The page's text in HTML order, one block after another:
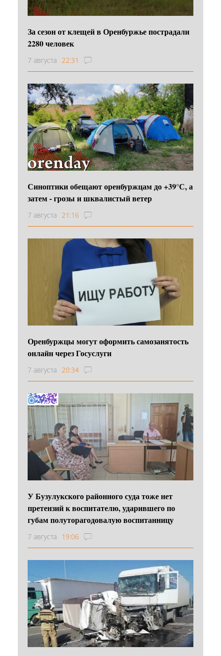
За сезон от клещей в Оренбуржье пострадали
2280 человек
7 августа 22:31
Синоптики обещают оренбуржцам до +39°С, а
затем - грозы и шквалистый ветер
7 августа 21:16
Оренбуржцы могут оформить самозанятость
онлайн через Госуслуги
7 августа 20:34
У Бузулукского районного суда тоже нет
претензий к воспитателю, ударившего по
губам полуторагодовалую воспитанницу
7 августа 19:06